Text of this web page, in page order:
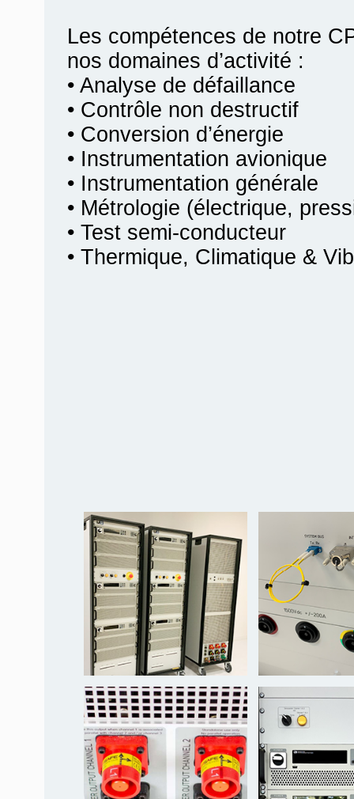
Les compétences de notre
nos domaines d’activité :
• Analyse de défaillance
• Contrôle non destructif
• Conversion d’énergie
• Instrumentation avionique
• Instrumentation générale
• Métrologie (électrique,
• Test semi-conducteur
• Thermique, Climatique &